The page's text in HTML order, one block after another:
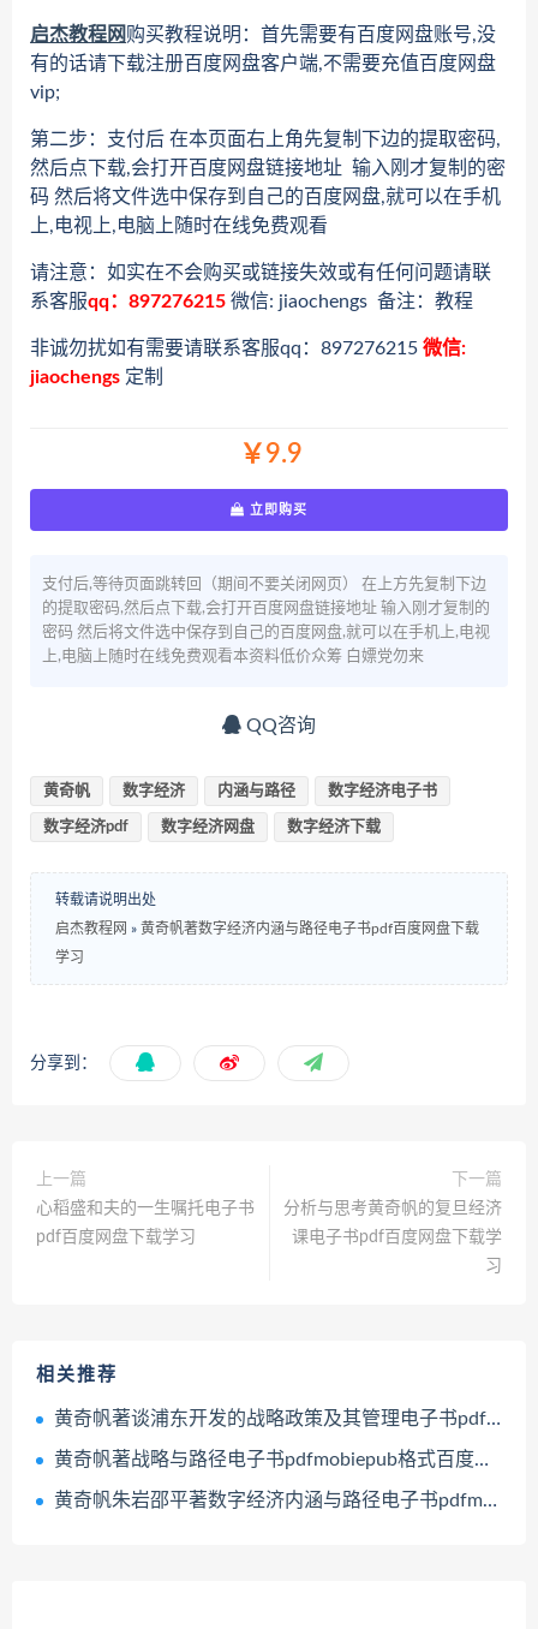
启杰教程网购买教程说明：首先需要有百度网盘账号,没
有的话请下载注册百度网盘客户端,不需要充值百度网盘
vip;
第二步：支付后 在本页面右上角先复制下边的提取密码,
然后点下载,会打开百度网盘链接地址 输入刚才复制的密
码 然后将文件选中保存到自己的百度网盘,就可以在手机
上,电视上,电脑上随时在线免费观看
请注意：如实在不会购买或链接失效或有任何问题请联
系客服qq：897276215 微信: jiaochengs 备注：教程
非诚勿扰如有需要请联系客服qq：897276215 微信:
jiaochengs 定制
￥9.9
立即购买
支付后,等待页面跳转回（期间不要关闭网页） 在上方先复制下边
的提取密码,然后点下载,会打开百度网盘链接地址 输入刚才复制的
密码 然后将文件选中保存到自己的百度网盘,就可以在手机上,电视
上,电脑上随时在线免费观看本资料低价众筹 白嫖党勿来
QQ咨询
黄奇帆 数字经济 内涵与路径 数字经济电子书
数字经济pdf 数字经济网盘 数字经济下载
转载请说明出处
启杰教程网 » 黄奇帆著数字经济内涵与路径电子书pdf百度网盘下载
学习
分享到：
上一篇
心稻盛和夫的一生嘱托电子书
pdf百度网盘下载学习
下一篇
分析与思考黄奇帆的复旦经济
课电子书pdf百度网盘下载学
习
相关推荐
黄奇帆著谈浦东开发的战略政策及其管理电子书pdf百度网盘下载学习
黄奇帆著战略与路径电子书pdfmobiepub格式百度网盘下载学习
黄奇帆朱岩邵平著数字经济内涵与路径电子书pdfmobiepub格式百度网盘下载学习